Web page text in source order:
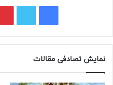
ی
س
ب
و
ی
نمایش تصادفی مقالات